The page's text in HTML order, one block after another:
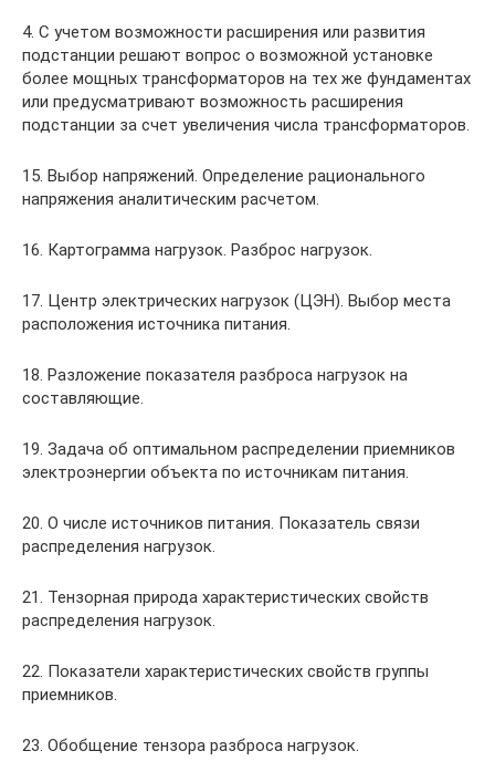
4. С учетом возможности расширения или развития
подстанции ре­шают вопрос о возможной установке
более мощных трансформаторов на тех же фундаментах
или предусматривают возможность расширения
подстанции за счет увеличения числа трансформаторов.
15. Выбор напряжений. Определение рационального
напряжения аналитическим расчетом.
16. Картограмма нагрузок. Разброс нагрузок.
17. Центр электрических нагрузок (ЦЭН). Выбор места
расположения источника питания.
18. Разложение показателя разброса нагрузок на
составляющие.
19. Задача об оптимальном распределении приемников
электроэнергии объекта по источникам питания.
20. О числе источников питания. Показатель связи
распределения нагрузок.
21. Тензорная природа характеристических свойств
распределения нагрузок.
22. Показатели характеристических свойств группы
приемников.
23. Обобщение тензора разброса нагрузок.